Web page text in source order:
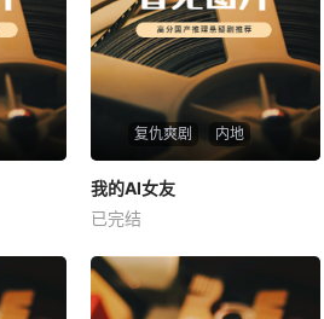
复仇爽剧 内地
我的AI女友
未知
我的AI女友
已完结